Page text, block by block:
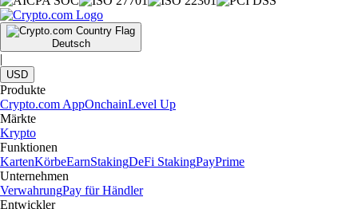
Deutsch
|
USD
Produkte
Crypto.com AppOnchainLevel Up
Märkte
Krypto
Funktionen
KartenKörbeEarnStakingDeFi StakingPayPrime
Unternehmen
VerwahrungPay für Händler
Entwickler